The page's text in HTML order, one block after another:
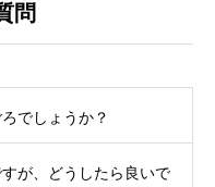
問
でしょうか？
が、どうしたら良いで